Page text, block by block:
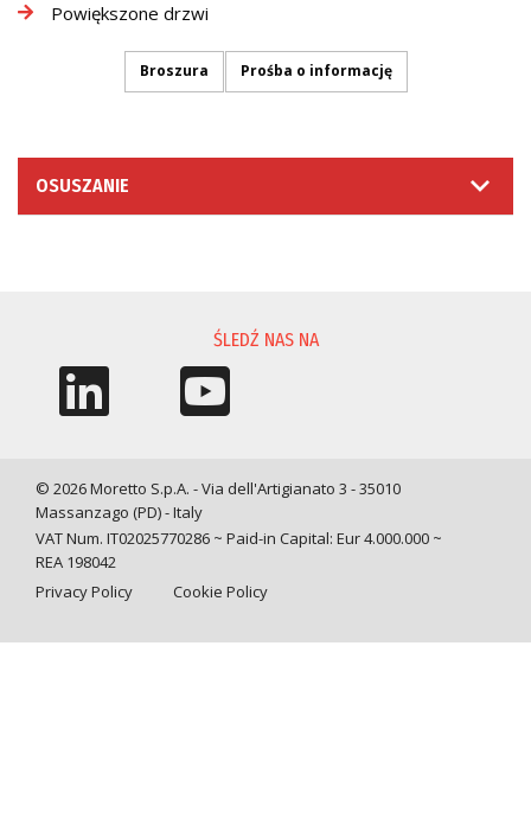
Powiększone drzwi
Broszura Prośba o informację
OSUSZANIE
ŚLEDŹ NAS NA
© 2026 Moretto S.p.A. - Via dell'Artigianato 3 - 35010
Massanzago (PD) - Italy
VAT Num. IT02025770286 ~ Paid-in Capital: Eur 4.000.000 ~
REA 198042
Privacy Policy
Cookie Policy